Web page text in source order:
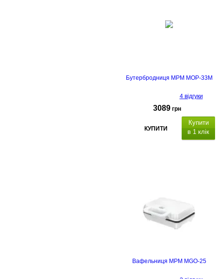
Бутербродниця MPM MOP-33M
4 відгуки
3089 грн
КУПИТИ
Купити
в 1 клік
Вафельниця MPM MGO-25